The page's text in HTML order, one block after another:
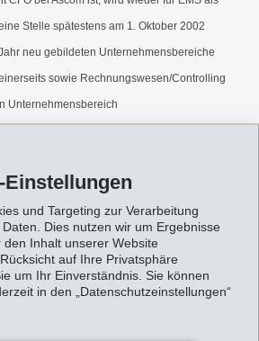
Einstellungen
und Targeting zur Verarbeitung
Dies nutzen wir um Ergebnisse
Inhalt unserer Website
auf Ihre Privatsphäre
um Ihr Einverständnis. Sie können
in den „Datenschutzeinstellungen“
Stelle spätestens am 1. Oktober 2002
neu gebildeten Unternehmensbereiche
sowie Rechnungswesen/Controlling
Unternehmensbereich
zur Übersicht